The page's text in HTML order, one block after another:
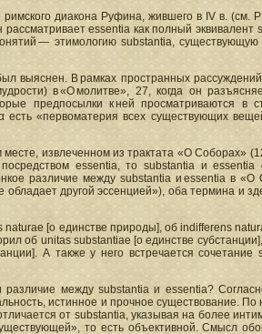
диакона Руфина, жившего в IV в. (см.
essentia как полный
— этимологию substantia, существующую
выяснен. В рамках пространных
в «О молитве», 27, когда он
предпосылки к ней просматриваются в
есть «первоматерия всех существующих
извлеченном из трактата «О Соборах»
essentia, то substantia и
различие между substantia и essentia в
другой эссенцией»), оба термина и
[о единстве природы], об indifferens
об unitas substantiae [о единстве
А также у него встречается сочетание
между substantia и essentia?
истинное и прочное существование.
от substantia, указывая на более
то есть объективной. Смысл